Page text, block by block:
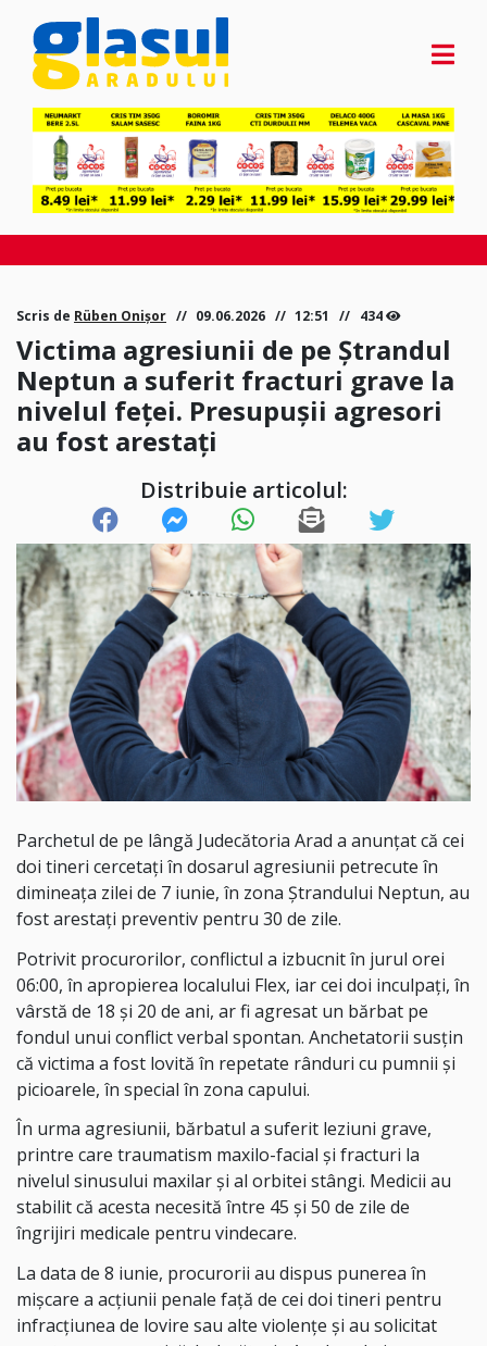
Scris de Rüben Onișor 09.06.2026 12:51 434
Victima agresiunii de pe Ștrandul
Neptun a suferit fracturi grave la
nivelul feței. Presupușii agresori
au fost arestați
Distribuie articolul:
Parchetul de pe lângă Judecătoria Arad a anunțat că cei
doi tineri cercetați în dosarul agresiunii petrecute în
dimineața zilei de 7 iunie, în zona Ștrandului Neptun, au
fost arestați preventiv pentru 30 de zile.
Potrivit procurorilor, conflictul a izbucnit în jurul orei
06:00, în apropierea localului Flex, iar cei doi inculpați, în
vârstă de 18 și 20 de ani, ar fi agresat un bărbat pe
fondul unui conflict verbal spontan. Anchetatorii susțin
că victima a fost lovită în repetate rânduri cu pumnii și
picioarele, în special în zona capului.
În urma agresiunii, bărbatul a suferit leziuni grave,
printre care traumatism maxilo-facial și fracturi la
nivelul sinusului maxilar și al orbitei stângi. Medicii au
stabilit că acesta necesită între 45 și 50 de zile de
îngrijiri medicale pentru vindecare.
La data de 8 iunie, procurorii au dispus punerea în
mișcare a acțiunii penale față de cei doi tineri pentru
infracțiunea de lovire sau alte violențe și au solicitat